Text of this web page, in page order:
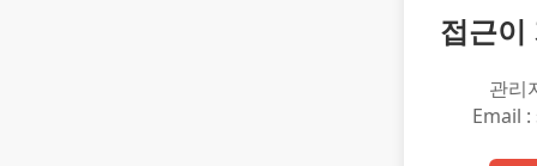
접근이
관리
Email